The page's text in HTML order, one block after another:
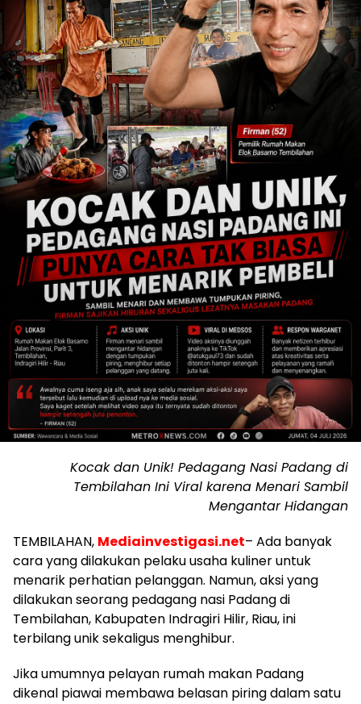
Kocak dan Unik! Pedagang Nasi Padang di
Tembilahan Ini Viral karena Menari Sambil
Mengantar Hidangan
TEMBILAHAN, Mediainvestigasi.net– Ada banyak
cara yang dilakukan pelaku usaha kuliner untuk
menarik perhatian pelanggan. Namun, aksi yang
dilakukan seorang pedagang nasi Padang di
Tembilahan, Kabupaten Indragiri Hilir, Riau, ini
terbilang unik sekaligus menghibur.
Jika umumnya pelayan rumah makan Padang
dikenal piawai membawa belasan piring dalam satu